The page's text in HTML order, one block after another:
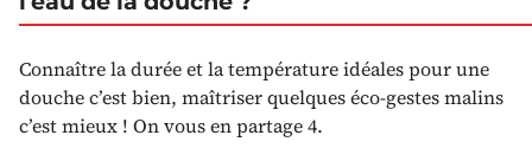
Connaître la durée et la température idéales pour une
douche c’est bien, maîtriser quelques éco-gestes malins
c’est mieux ! On vous en partage 4.